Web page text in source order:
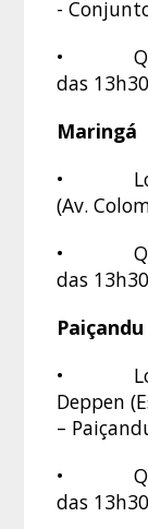
-
•
das
Maringá
• Lotes
(Av.
•
das
Paiçandu
• Lotes
Deppen
–
•
das